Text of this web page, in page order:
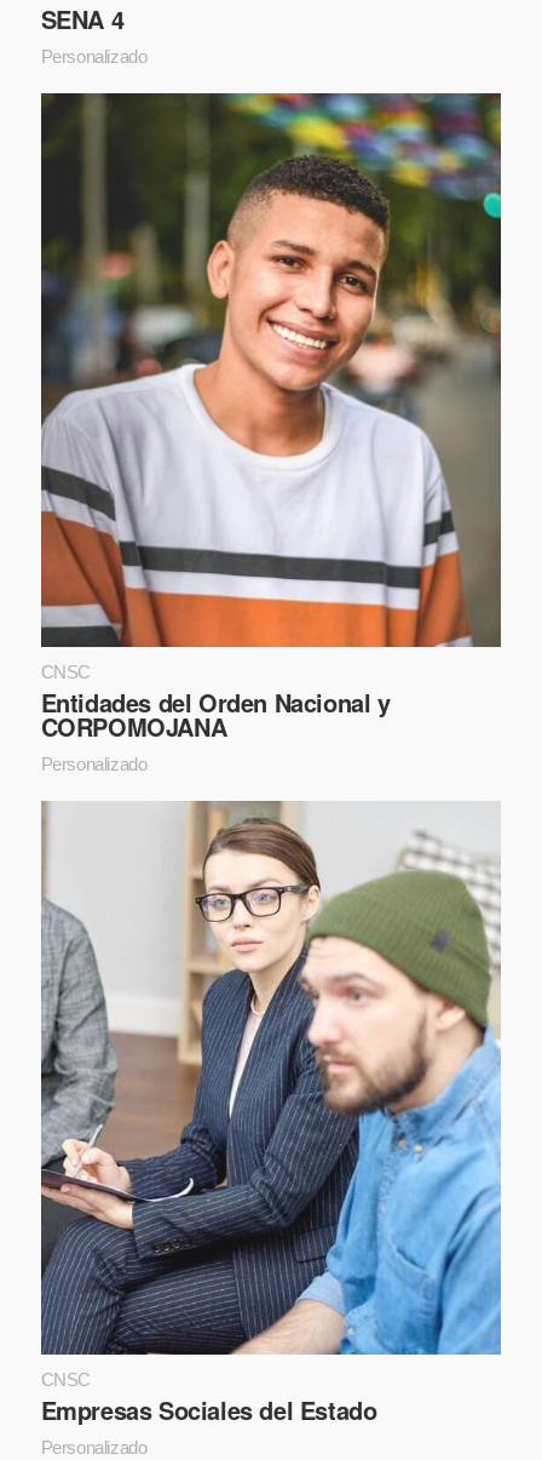
SENA 4
Personalizado
CNSC
Entidades del Orden Nacional y
CORPOMOJANA
Personalizado
CNSC
Empresas Sociales del Estado
Personalizado